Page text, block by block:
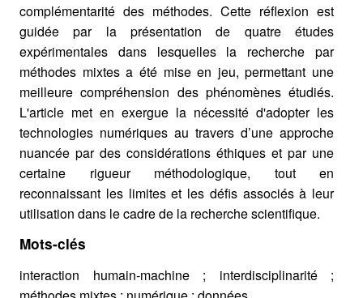
complémentarité des méthodes. Cette réflexion est
guidée par la présentation de quatre études
expérimentales dans lesquelles la recherche par
méthodes mixtes a été mise en jeu, permettant une
meilleure compréhension des phénomènes étudiés.
L'article met en exergue la nécessité d'adopter les
technologies numériques au travers d’une approche
nuancée par des considérations éthiques et par une
certaine rigueur méthodologique, tout en
reconnaissant les limites et les défis associés à leur
utilisation dans le cadre de la recherche scientifique.
Mots-clés
interaction humain-machine ; interdisciplinarité ;